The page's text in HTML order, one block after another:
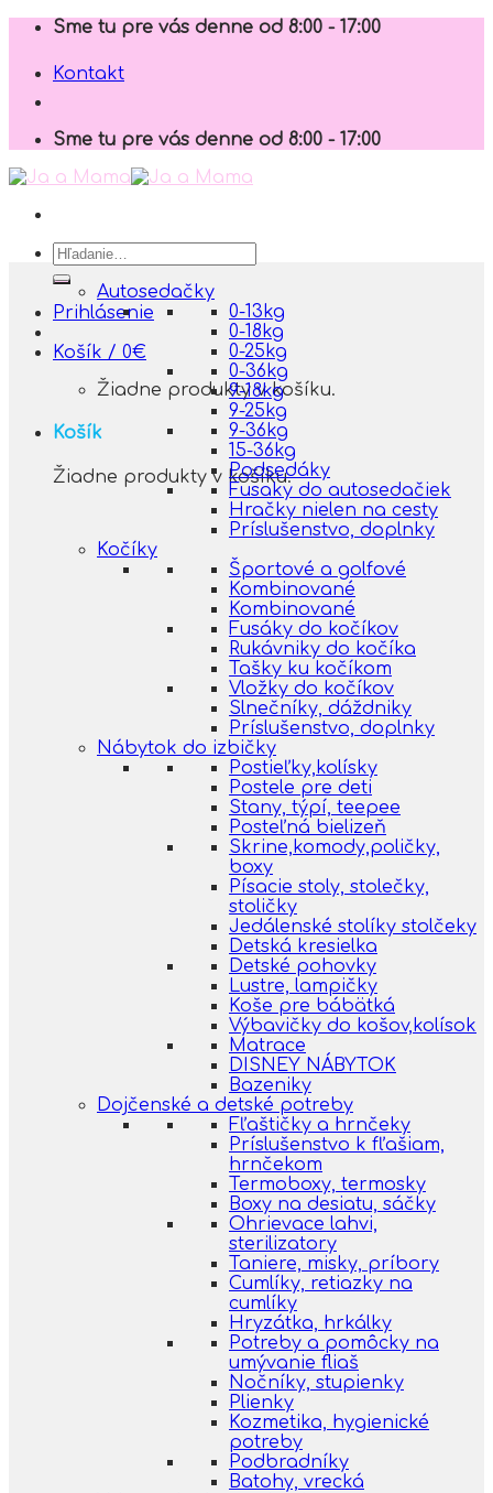
Skip
content
Sme tu pre vás denne od 8:00 - 17:00
Kontakt
Sme tu pre vás denne od 8:00 - 17:00
Hľadať:
Prihlásenie
Košík / 0€
Žiadne produkty v košíku.
Košík
Žiadne produkty v košíku.
Autosedačky
0-13kg
0-18kg
0-25kg
0-36kg
9-18kg
9-25kg
9-36kg
15-36kg
Podsedáky
Fusaky do autosedačiek
Hračky nielen na cesty
Príslušenstvo, doplnky
Kočíky
Športové a golfové
Kombinované
Kombinované
Fusáky do kočíkov
Rukávniky do kočíka
Tašky ku kočíkom
Vložky do kočíkov
Slnečníky, dáždniky
Príslušenstvo, doplnky
Nábytok do izbičky
Postieľky,kolísky
Postele pre deti
Stany, týpí, teepee
Posteľná bielizeň
Skrine,komody,poličky,
boxy
Písacie stoly, stolečky,
stoličky
Jedálenské stolíky stolčeky
Detská kresielka
Detské pohovky
Lustre, lampičky
Koše pre bábätká
Výbavičky do košov,kolísok
Matrace
DISNEY NÁBYTOK
Bazeniky
Dojčenské a detské potreby
Fľaštičky a hrnčeky
Príslušenstvo k fľašiam,
hrnčekom
Termoboxy, termosky
Boxy na desiatu, sáčky
Ohrievace lahvi,
sterilizatory
Taniere, misky, príbory
Cumlíky, retiazky na
cumlíky
Hryzátka, hrkálky
Potreby a pomôcky na
umývanie fliaš
Nočníky, stupienky
Plienky
Kozmetika, hygienické
potreby
Podbradníky
Batohy, vrecká